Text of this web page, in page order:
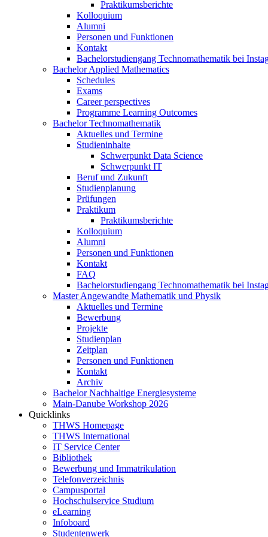
Praktikumsberichte
Kolloquium
Alumni
Personen und Funktionen
Kontakt
Bachelorstudiengang Technomathematik bei
Bachelor Applied Mathematics
Schedules
Exams
Career perspectives
Programme Learning Outcomes
Bachelor Technomathematik
Aktuelles und Termine
Studieninhalte
Schwerpunkt Data Science
Schwerpunkt IT
Beruf und Zukunft
Studienplanung
Prüfungen
Praktikum
Praktikumsberichte
Kolloquium
Alumni
Personen und Funktionen
Kontakt
FAQ
Bachelorstudiengang Technomathematik bei
Master Angewandte Mathematik und Physik
Aktuelles und Termine
Bewerbung
Projekte
Studienplan
Zeitplan
Personen und Funktionen
Kontakt
Archiv
Bachelor Nachhaltige Energiesysteme
Main-Danube Workshop 2026
Quicklinks
THWS Homepage
THWS International
IT Service Center
Bibliothek
Bewerbung und Immatrikulation
Telefonverzeichnis
Campusportal
Hochschulservice Studium
eLearning
Infoboard
Studentenwerk